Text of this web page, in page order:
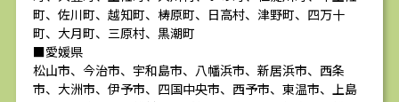
町、佐川町、越知町、梼原町、日高村、津野町、四万十
町、大月町、三原村、黒潮町
■愛媛県
松山市、今治市、宇和島市、八幡浜市、新居浜市、西条
市、大洲市、伊予市、四国中央市、西予市、東温市、上島